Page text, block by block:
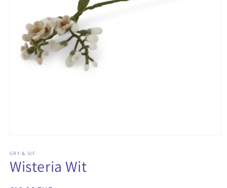
openen
in
modaal
GRY & SIF
Wisteria Wit